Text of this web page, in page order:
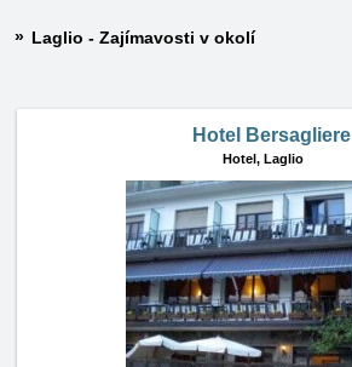
Laglio - Zajímavosti v okolí
Hotel Bersagliere
Hotel, Laglio